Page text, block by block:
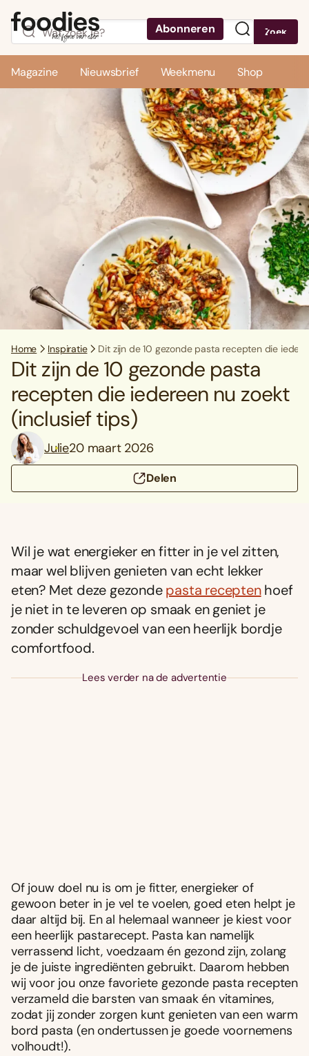
Abonneren Zoek
Magazine Nieuwsbrief Weekmenu Shop
Home Inspiratie Dit zijn de 10 gezonde pasta recepten die
Dit zijn de 10 gezonde pasta
recepten die iedereen nu zoekt
(inclusief tips)
Julie20 maart 2026
Delen
Wil je wat energieker en fitter in je vel zitten,
maar wel blijven genieten van echt lekker
eten? Met deze gezondepasta receptenhoef
je niet in te leveren op smaak en geniet je
zonder schuldgevoel van een heerlijk bordje
comfortfood.
Lees verder na de advertentie
Of jouw doel nu is om je fitter, energieker of
gewoon beter in je vel te voelen, goed eten helpt je
daar altijd bij. En al helemaal wanneer je kiest voor
een heerlijk pastarecept. Pasta kan namelijk
verrassend licht, voedzaam én gezond zijn, zolang
je de juiste ingrediënten gebruikt. Daarom hebben
wij voor jou onze favoriete gezonde pasta recepten
verzameld die barsten van smaak én vitamines,
zodat jij zonder zorgen kunt genieten van een warm
bord pasta (en ondertussen je goede voornemens
volhoudt!).